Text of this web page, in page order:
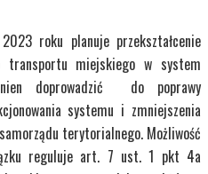
roku planuje przekształcenie
transportu miejskiego w system
doprowadzić do poprawy
systemu i zmniejszenia
terytorialnego. Możliwość
reguluje art. 7 ust. 1 pkt 4a